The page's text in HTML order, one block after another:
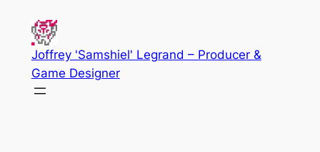
contenuJoffrey 'Samshiel' Legrand – Producer &
Game Designer